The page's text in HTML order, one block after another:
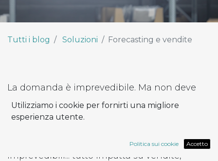
Tutti i blog Soluzioni Forecasting e vendite
La domanda è imprevedibile. Ma non deve
esserlo per forza. Nel settore della
distribuzione, anticipare i bisogni del mercato
comportamenti d’acquisto incostanti, eventi
imprevedibili... tutto impatta su vendite,
Utilizziamo i cookie per fornirti una migliore
esperienza utente.
Politica sui cookie Accetto